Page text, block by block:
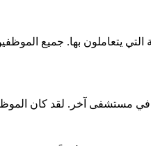
يتعاملون بها. جميع
مستشفى آخر. لقد كان